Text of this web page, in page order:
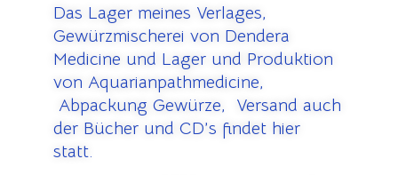
Das Lager meines Verlages,
Gewürzmischerei von Dendera
Medicine und Lager und Produktion
von Aquarianpathmedicine,
Abpackung Gewürze, Versand auch
der Bücher und CD’s findet hier
statt.